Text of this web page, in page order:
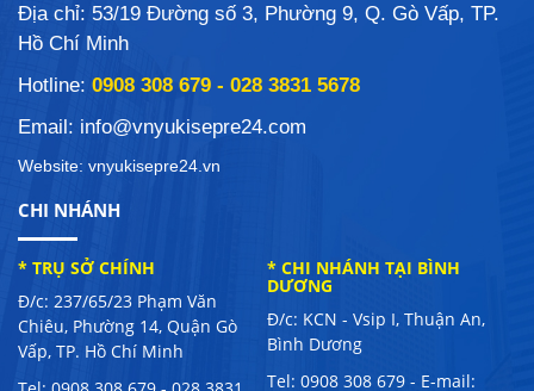
Địa chỉ: 53/19 Đường số 3, Phường 9, Q. Gò Vấp, TP.
Hồ Chí Minh
Hotline: 0908 308 679 - 028 3831 5678
Email: info@vnyukisepre24.com
Website: vnyukisepre24.vn
CHI NHÁNH
* TRỤ SỞ CHÍNH
Đ/c: 237/65/23 Phạm Văn
Chiêu, Phường 14, Quận Gò
Vấp, TP. Hồ Chí Minh
* CHI NHÁNH TẠI BÌNH
DƯƠNG
Đ/c: KCN - Vsip I, Thuận An,
Bình Dương
Tel: 0908 308 679 - E-mail: